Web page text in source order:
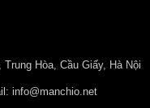
Hòa, Cầu Giấy, Hà Nội
info@manchio.net